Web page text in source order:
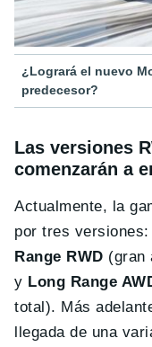
¿Logrará el nuevo
predecesor?
Las versiones
comenzarán a
Actualmente, la
por tres versiones:
Range RWD (gran
y Long Range
total). Más
llegada de una